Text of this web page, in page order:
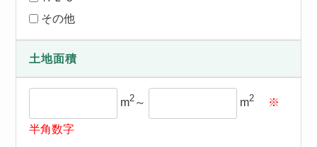
その他
土地面積
m2 ～ m2 ※
半角数字